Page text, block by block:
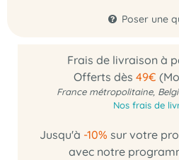
Poser une
Frais de livraison à
Offerts dès 49€
France métropolitaine,
Nos frais de
Jusqu'à -10% sur votre
avec notre